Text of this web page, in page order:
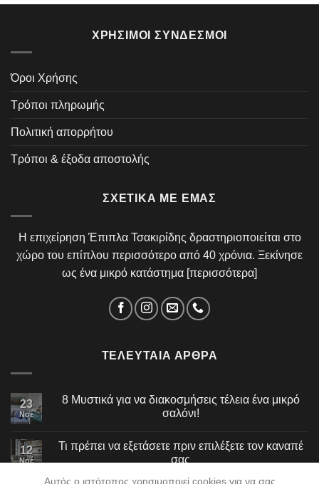
ΧΡΉΣΙΜΟΙ ΣΎΝΔΕΣΜΟΙ
Όροι Χρήσης
Τρόποι πληρωμής
Πολιτική απορρήτου
Τρόποι & έξοδα αποστολής
ΣΧΕΤΙΚΆ ΜΕ ΕΜΆΣ
Η επιχείρηση Έπιπλα Τσακιρίδης δραστηριοποιείται στο
χώρο του επίπλου περισσότερο από 40 χρόνια. Ξεκίνησε
ως ένα μικρό κατάστημα [περισσότερα]
ΤΕΛΕΥΤΑΊΑ ΆΡΘΡΑ
23
Νοέ
8 Μυστικά για να διακοσμήσεις τέλεια ένα μικρό
σαλόνι!
12
Νοέ
Τι πρέπει να εξετάσετε πριν επιλέξετε τον καναπέ
σας
Αυτός ο ιστότοπος χρησιμοποιεί cookies για να σας